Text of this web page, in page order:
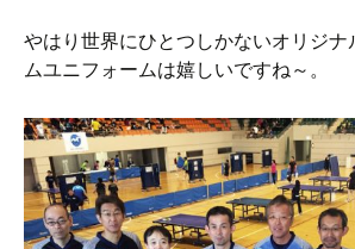
やはり世界にひとつしかないオリジナ
ムユニフォームは嬉しいですね～。